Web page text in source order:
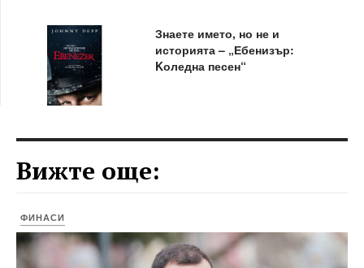
Знаете името, но не и
историята – „Ебенизър:
Kоледна песен“
Вижте още:
ФИНАСИ